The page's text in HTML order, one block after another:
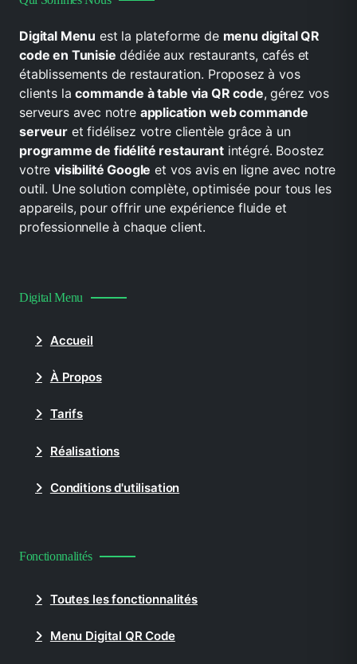
Digital Menu est la plateforme de menu digital QR
code en Tunisie dédiée aux restaurants, cafés et
établissements de restauration. Proposez à vos
clients lacommande à table via QR code, gérez vos
serveurs avec notre application web commande
serveuret fidélisez votre clientèle grâce à un
programme de fidélité restaurantintégré. Boostez
votre visibilité Google et vos avis en ligne avec notre
outil. Une solution complète, optimisée pour tous les
appareils, pour offrir une expérience fluide et
professionnelle à chaque client.
Digital Menu
Accueil
À Propos
Tarifs
Réalisations
Conditions d'utilisation
Fonctionnalités
Toutes les fonctionnalités
Menu Digital QR Code